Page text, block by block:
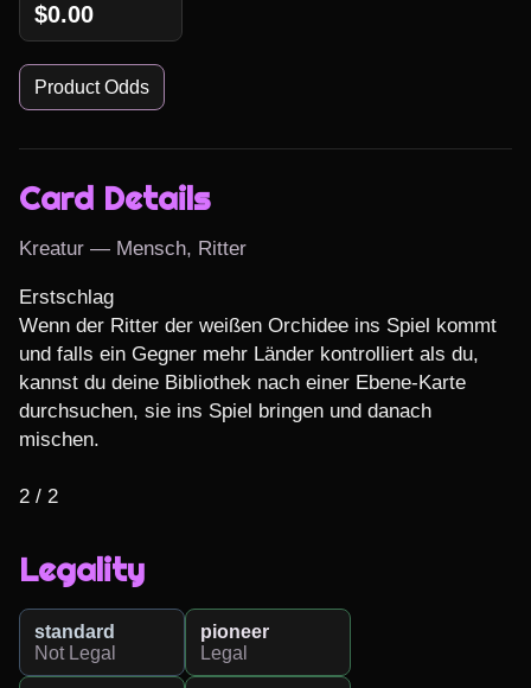
$0.00
Product Odds
Card Details
Kreatur — Mensch, Ritter
Erstschlag
Wenn der Ritter der weißen Orchidee ins Spiel kommt
und falls ein Gegner mehr Länder kontrolliert als du,
kannst du deine Bibliothek nach einer Ebene-Karte
durchsuchen, sie ins Spiel bringen und danach
mischen.
2 / 2
Legality
standard
Not Legal
pioneer
Legal